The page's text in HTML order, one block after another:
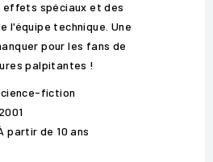
effets spéciaux et des
l'équipe technique. Une
pour les fans de
palpitantes !
fiction
partir de 10 ans